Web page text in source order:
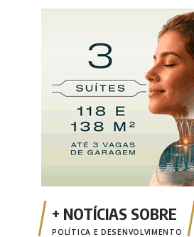
POLÍTICA E DESENVOLVIMENTO